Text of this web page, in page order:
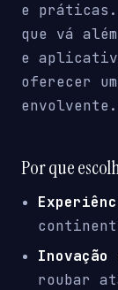
e práticas.
que vá
e
oferecer
envolvente.
Por que
Inovação
roubar